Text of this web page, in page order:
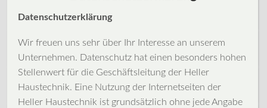
Datenschutzerklärung
Wir freuen uns sehr über Ihr Interesse an unserem
Unternehmen. Datenschutz hat einen besonders hohen
Stellenwert für die Geschäftsleitung der Heller
Haustechnik. Eine Nutzung der Internetseiten der
Heller Haustechnik ist grundsätzlich ohne jede Angabe